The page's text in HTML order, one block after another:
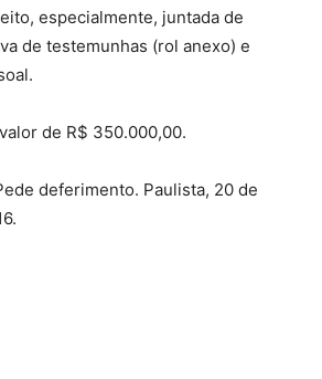
especialmente, juntada de
de testemunhas (rol anexo) e
de R$ 350.000,00.
deferimento. Paulista, 20 de